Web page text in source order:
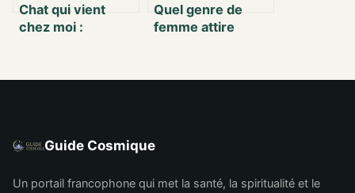
Chat qui vient
chez moi :
messages cachés
Quel genre de
femme attire
Guide Cosmique
Un portail francophone qui met la santé, la spiritualité et le